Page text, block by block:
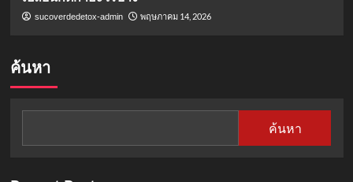
sucoverdedetox-admin พฤษภาคม 14, 2026
ค้นหา
ค้นหา